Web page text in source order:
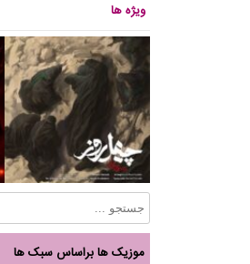
ویژه ها
موزیک ها براساس سبک ها